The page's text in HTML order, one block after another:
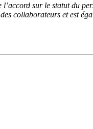
sur le statut du
collaborateurs et est